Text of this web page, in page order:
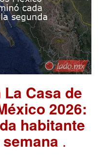
Casa de
2026:
habitante
.